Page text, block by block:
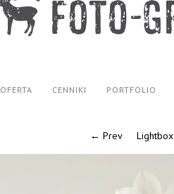
OFERTA CENNIKI PORTFOLIO
← Prev Lightbox